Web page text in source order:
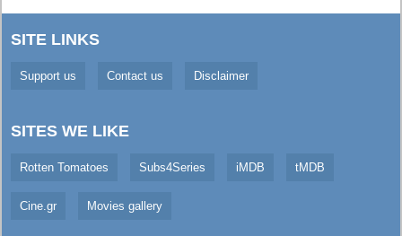
SITE LINKS
Support us Contact us Disclaimer
SITES WE LIKE
Rotten Tomatoes Subs4Series iMDB tMDB
Cine.gr Movies gallery